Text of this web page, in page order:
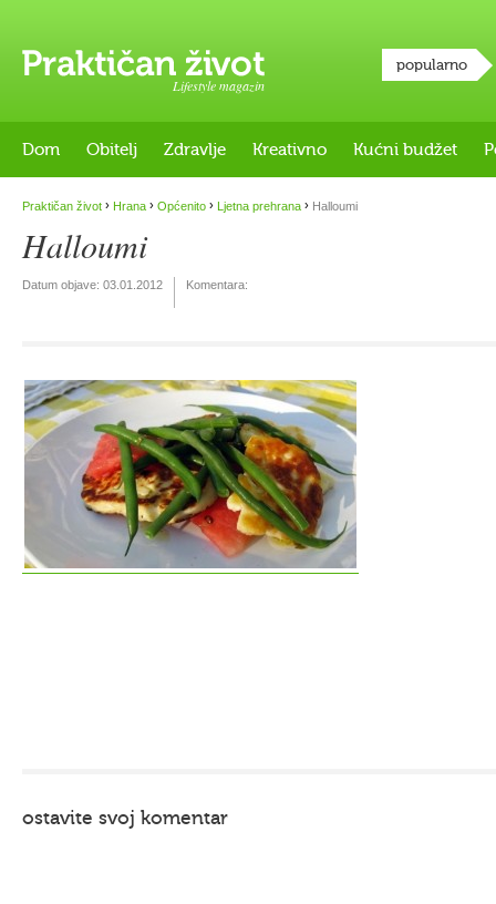
Lifestyle magazin
popularno
Dom Obitelj Zdravlje Kreativno Kućni budžet
Praktičan život › Hrana › Općenito › Ljetna prehrana › Halloumi
Halloumi
Datum objave: 03.01.2012 Komentara:
ostavite svoj komentar